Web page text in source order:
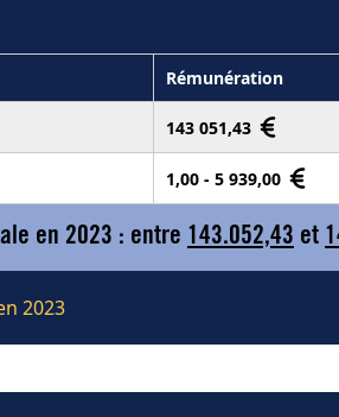
Rémunération
143 051,43
1,00 - 5 939,00
en 2023 : entre 143.052,43 et
2023